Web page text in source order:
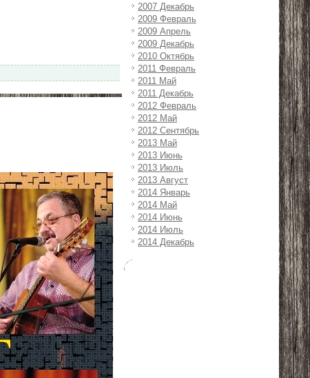
2007 Декабрь
2009 Февраль
2009 Апрель
2009 Декабрь
2010 Октябрь
2011 Февраль
2011 Май
2011 Декабрь
2012 Февраль
2012 Май
2012 Сентябрь
2013 Май
2013 Июнь
2013 Июль
2013 Август
2014 Январь
2014 Май
2014 Июнь
2014 Июль
2014 Декабрь